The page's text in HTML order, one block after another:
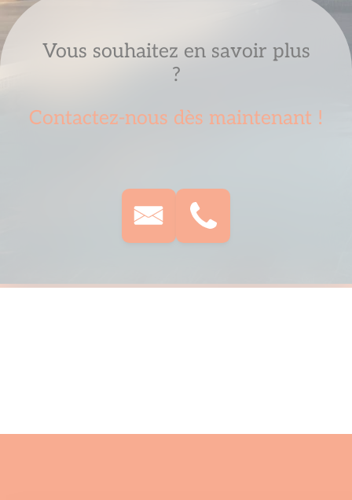
Vous souhaitez en savoir plus
?
Contactez-nous dès maintenant !